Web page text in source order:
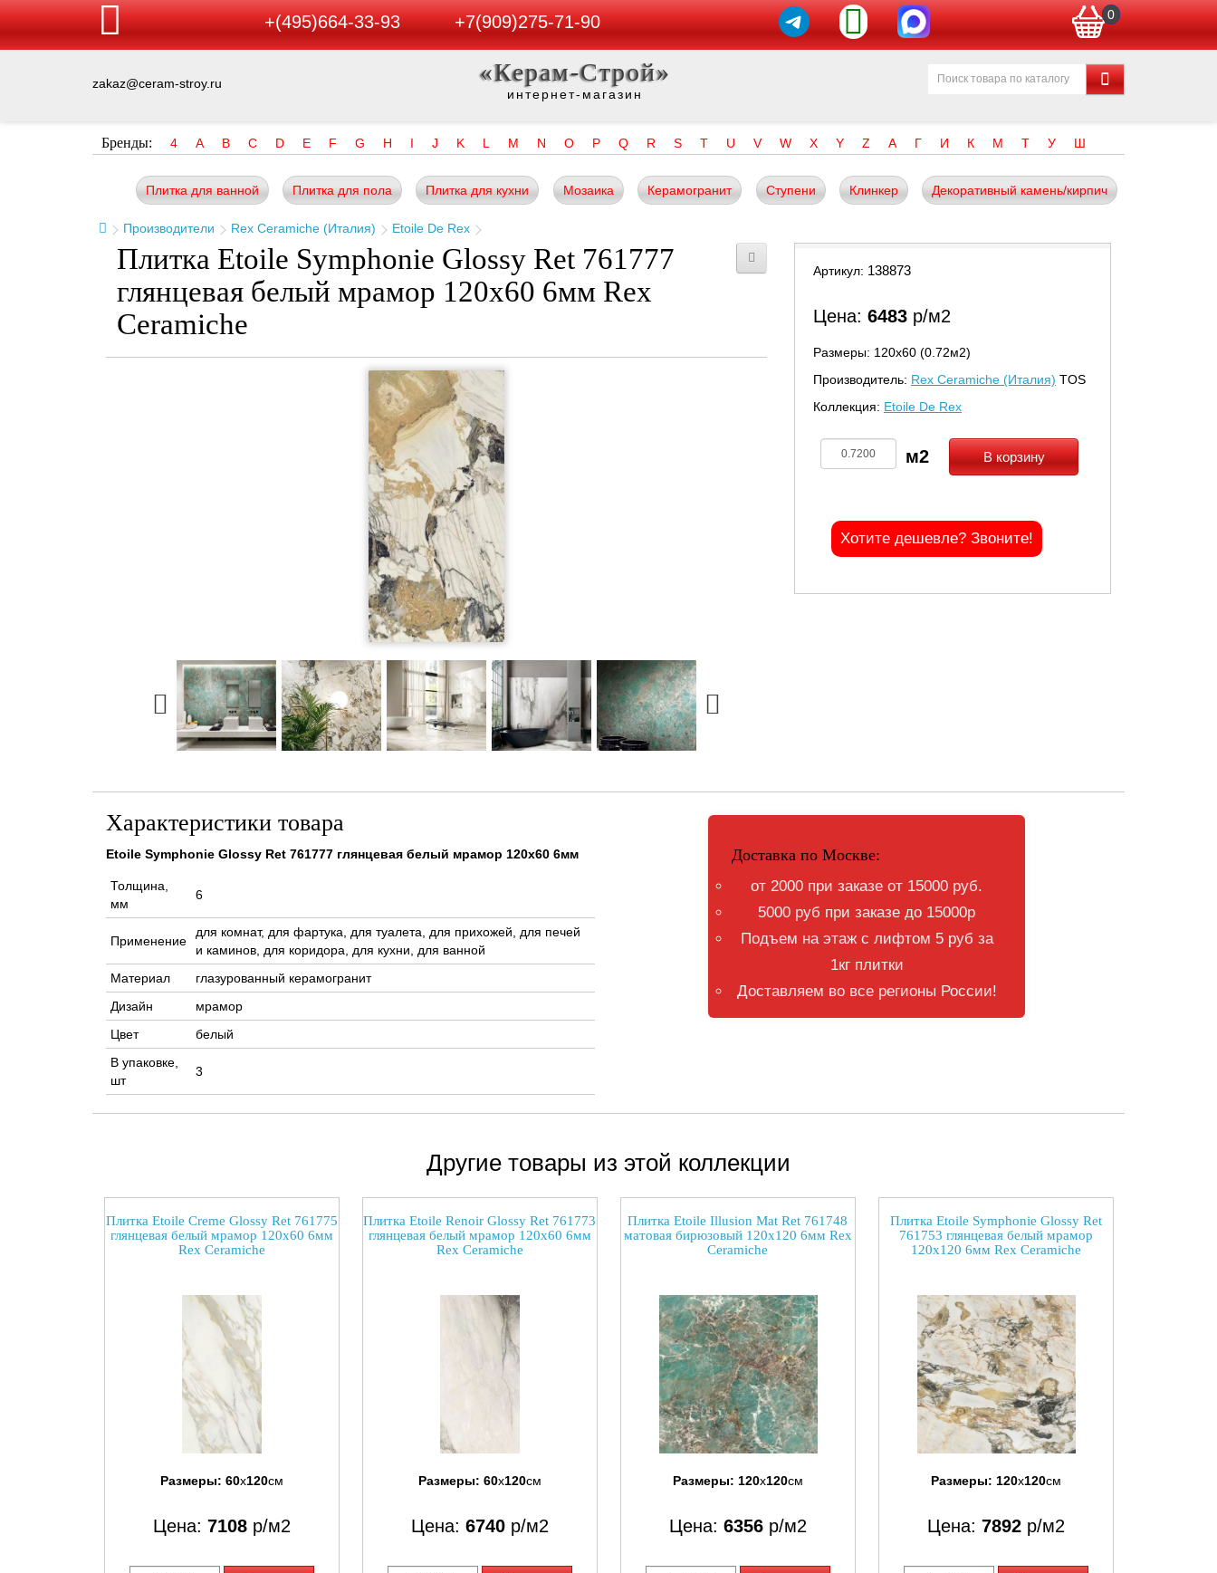
+(495)664-33-93 +7(909)275-71-90 0
zakaz@ceram-stroy.ru «Керам-Строй»
интернет-магазин
Бренды: 4 A B C D E F G H I J K L M N O P Q R S T U V W X Y Z А Г И К М Т У Ш
Плитка для ванной Плитка для пола Плитка для кухни Мозаика Керамогранит Ступени Клинкер Декоративный камень/кирпич
Производители Rex Ceramiche (Италия) Etoile De Rex
Плитка Etoile Symphonie Glossy Ret 761777
глянцевая белый мрамор 120x60 6мм Rex
Ceramiche
Артикул: 138873
Цена: 6483 р/м2
Размеры: 120х60 (0.72м2)
Производитель: Rex Ceramiche (Италия) TOS
Коллекция: Etoile De Rex
В корзину
Хотите дешевле? Звоните!
Характеристики товара
Etoile Symphonie Glossy Ret 761777 глянцевая белый мрамор 120x60 6мм
Толщина,
мм
6
Применение
для комнат, для фартука, для туалета, для прихожей, для печей
и каминов, для коридора, для кухни, для ванной
Материал
глазурованный керамогранит
Дизайн
мрамор
Цвет
белый
В упаковке,
шт
3
Доставка по Москве:
от 2000 при заказе от 15000 руб.
5000 руб при заказе до 15000р
Подъем на этаж с лифтом 5 руб за
1кг плитки
Доставляем во все регионы России!
Другие товары из этой коллекции
Плитка Etoile Creme Glossy Ret 761775
глянцевая белый мрамор 120x60 6мм
Rex Ceramiche
Размеры: 60x120см
Цена: 7108р/м2
Плитка Etoile Renoir Glossy Ret 761773
глянцевая белый мрамор 120x60 6мм
Rex Ceramiche
Размеры: 60x120см
Цена: 6740р/м2
Плитка Etoile Illusion Mat Ret 761748
матовая бирюзовый 120x120 6мм Rex
Ceramiche
Размеры: 120x120см
Цена: 6356р/м2
Плитка Etoile Symphonie Glossy Ret
761753 глянцевая белый мрамор
120x120 6мм Rex Ceramiche
Размеры: 120x120см
Цена: 7892р/м2